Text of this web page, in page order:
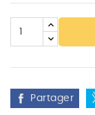
Partager